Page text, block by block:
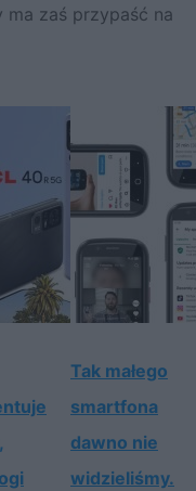
ma zaś przypaść na
Tak małego
smartfona
dawno nie
widzieliśmy.